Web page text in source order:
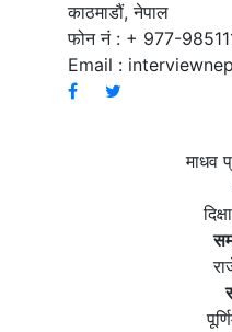
काठमाडौं, नेपाल
फोन नं : + 977-
Email :
माधव